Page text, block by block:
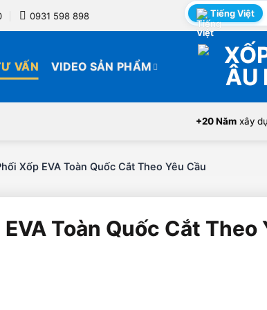
0931 598 898 Tiếng Việt
VẤN VIDEO SẢN PHẨM
+20 Năm xây
Xốp EVA Toàn Quốc Cắt Theo Yêu Cầu
Toàn Quốc Cắt Theo